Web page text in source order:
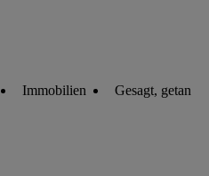
Immobilien Gesagt, getan